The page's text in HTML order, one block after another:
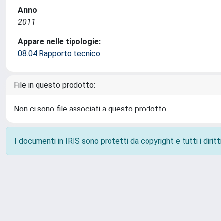
Anno
2011
Appare nelle tipologie:
08.04 Rapporto tecnico
File in questo prodotto:
Non ci sono file associati a questo prodotto.
I documenti in IRIS sono protetti da copyright e tutti i